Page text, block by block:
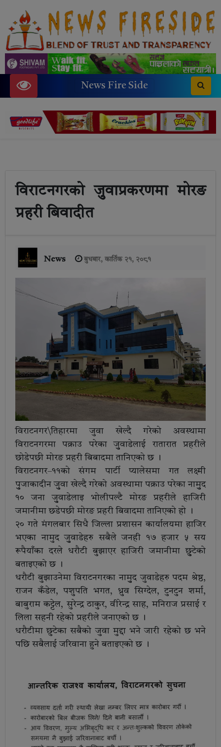
News Fire Side
विराटनगरको जुुवाप्रकरणमा मोरङ
प्रहरी बिवादीत
News बुधबार, कार्तिक २१, २०८१
विराटनगर\तिहारमा जुवा खेल्दै गरेको अवस्थामा
विराटनगरमा पक्राउ परेका जुुवाडेलाई रातारात प्रहरीले
छोडेपछी मोरङ प्रहरी बिबादमा तानिएको छ ।
विराटनगर–११को संगम पार्टी प्यालेसमा गत लक्ष्मी
पुुजाकादीन जुुवा खेल्दै गरेको अवस्थामा पक्राउ परेका नामुुद
१० जना जुुवाडेलाइ भोलीपल्टै मोरङ प्रहरीले हाजिरी
जमानीमा छडेपछी मोरङ प्रहरी बिवादमा तानिएको हो ।
२० गते मंगलबार सिधै जिल्ला प्रशासन कार्यालयमा हाजिर
भएका नामुद जुुवाडेहरु सबैले जनही १७ हजार ५ सय
रूपैयाँका दरले धरौटी बुझाएर हाजिरी जमानीमा छुुटेको
बताइएको छ ।
धरौटी बुझाउनेमा विराटनगरका नामुुद जुवाडेहरु पदम श्रेष्ठ,
राजन कँडेल, पशुपति भगत, ध्रुव सिग्देल, टुनटुन शर्मा,
बाबुराम कट्टेल, सुरेन्द्र ठाकुर, वीरेन्द्र साह, मनिराज प्रसाई र
लिला सहनी रहेको प्रहरीले जनाएको छ ।
धरौटीमा छुटेका सबैको जुवा मुद्दा भने जारी रहेको छ भने
पछि सबैलाई जरिवाना हुने बताइएको छ ।